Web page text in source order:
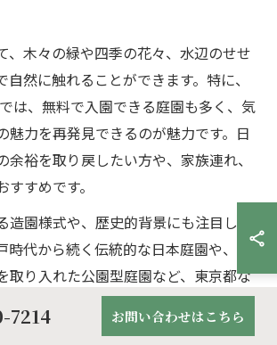
、木々の緑や四季の花々、水辺のせせ
自然に触れることができます。特に、
は、無料で入園できる庭園も多く、気
魅力を再発見できるのが魅力です。日
余裕を取り戻したい方や、家族連れ、
すめです。
造園様式や、歴史的背景にも注目して
時代から続く伝統的な日本庭園や、現
取り入れた公園型庭園など、東京都な
然と造園の調和を楽しむことができま
7214 お問い合わせはこちら